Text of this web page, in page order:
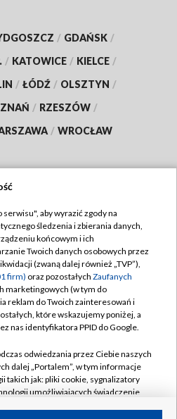
/ GDAŃSK /
/ KATOWICE / KIELCE /
/ ŁÓDŹ / OLSZTYN /
/ RZESZÓW /
/ WROCŁAW
TVP
TVP
prywatności
zgody
Pomoc
Kontakt
Kanały
aby wyrazić zgody na
śledzenia i zbierania danych,
końcowym i ich
Twoich danych osobowych przez
(zwaną dalej również „TVP”),
firm) oraz pozostałych Zaufanych
marketingowych (w tym do
reklam do Twoich zainteresowań i
które wskazujemy poniżej, a
nas identyfikatora PPID do Google.
odwiedzania przez Ciebie naszych
dalej „Portalem”, w tym informacje
takich jak: pliki cookie, sygnalizatory
umożliwiających świadczenie